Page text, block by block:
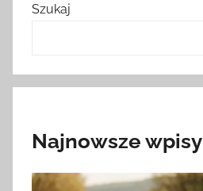
Szukaj
Najnowsze wpisy